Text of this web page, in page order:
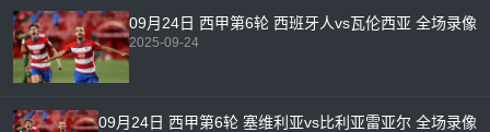
09月24日 西甲第6轮 西班牙人vs瓦伦西亚 全场录像
2025-09-24
09月24日 西甲第6轮 塞维利亚vs比利亚雷亚尔 全场录像